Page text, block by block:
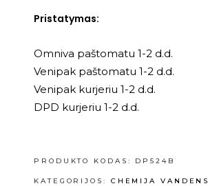
Pristatymas:
Omniva paštomatu 1-2 d.d.
Venipak paštomatu 1-2 d.d.
Venipak kurjeriu 1-2 d.d.
DPD kurjeriu 1-2 d.d.
PRODUKTO KODAS: DP524B
KATEGORIJOS: CHEMIJA VANDENS